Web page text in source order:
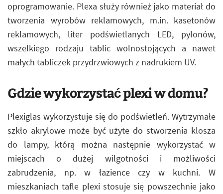
oprogramowanie. Plexa służy również jako materiał do
tworzenia wyrobów reklamowych, m.in. kasetonów
reklamowych, liter podświetlanych LED, pylonów,
wszelkiego rodzaju tablic wolnostojących a nawet
małych tabliczek przydrzwiowych z nadrukiem UV.
Gdzie wykorzystać plexi w domu?
Plexiglas wykorzystuje się do podświetleń. Wytrzymałe
szkło akrylowe może być użyte do stworzenia klosza
do lampy, którą można następnie wykorzystać w
miejscach o dużej wilgotności i możliwości
zabrudzenia, np. w łazience czy w kuchni. W
mieszkaniach tafle plexi stosuje się powszechnie jako